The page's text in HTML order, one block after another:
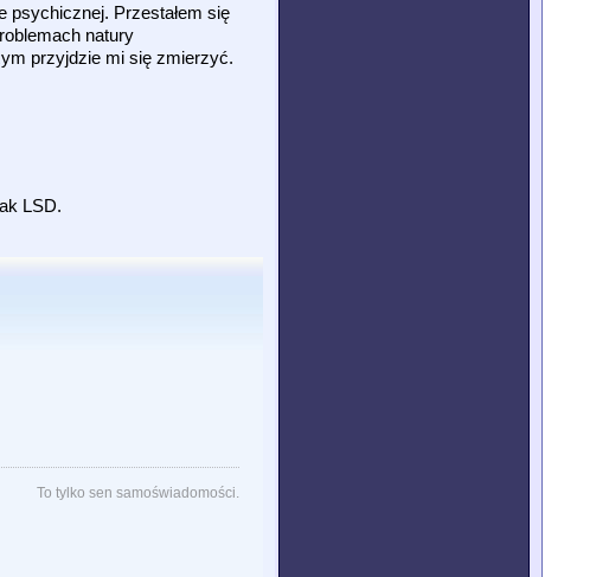
psychicznej. Przestałem się
natury
przyjdzie mi się zmierzyć.
LSD.
To tylko sen samoświadomości.